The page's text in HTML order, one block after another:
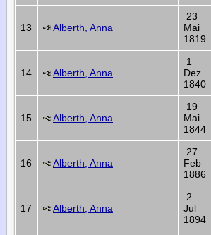
13 Alberth, Anna
23
Mai
1819
14 Alberth, Anna
1
Dez
1840
15 Alberth, Anna
19
Mai
1844
16 Alberth, Anna
27
Feb
1886
17 Alberth, Anna
2
Jul
1894